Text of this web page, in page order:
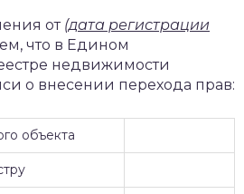
от (дата регистрации
что в Едином
недвижимости
о внесении перехода прав:
объекта